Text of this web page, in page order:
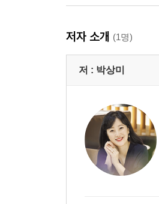
저자 소개 (1명)
저 : 박상미